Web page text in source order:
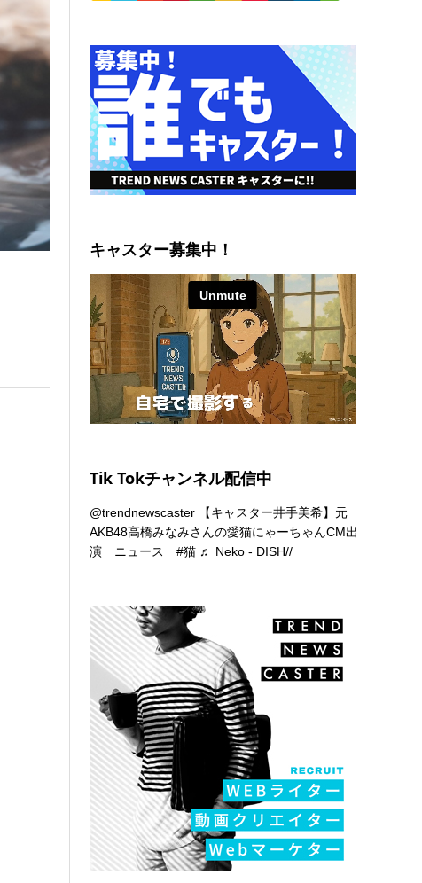
キャスター募集中！
Tik Tokチャンネル配信中
@trendnewscaster 【キャスター井手美希】元
AKB48高橋みなみさんの愛猫にゃーちゃんCM出
演 ニュース#猫 ♬ Neko - DISH//